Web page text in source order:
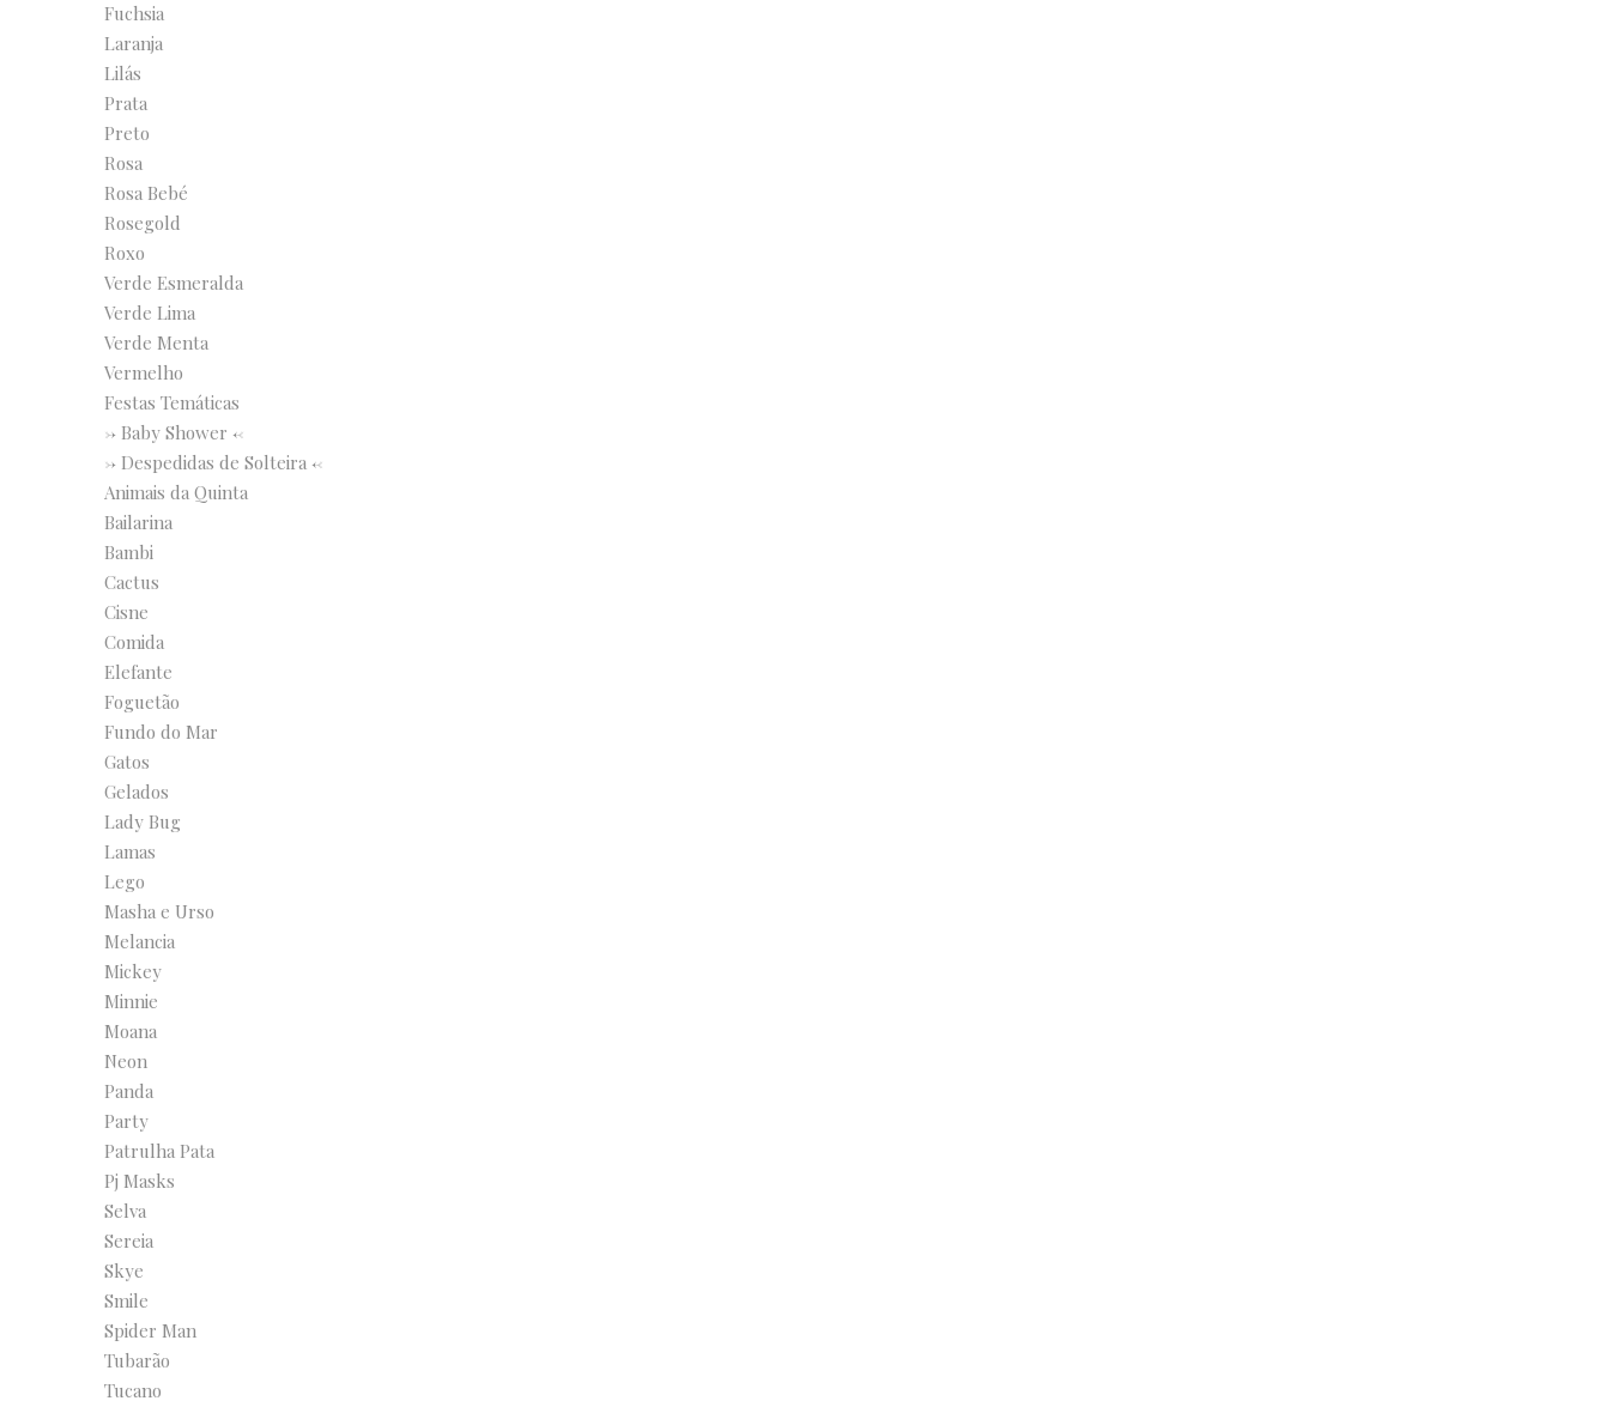
Fuchsia
Laranja
Lilás
Prata
Preto
Rosa
Rosa Bebé
Rosegold
Roxo
Verde Esmeralda
Verde Lima
Verde Menta
Vermelho
Festas Temáticas
-> Baby Shower <-
-> Despedidas de Solteira <-
Animais da Quinta
Bailarina
Bambi
Cactus
Cisne
Comida
Elefante
Foguetão
Fundo do Mar
Gatos
Gelados
Lady Bug
Lamas
Lego
Masha e Urso
Melancia
Mickey
Minnie
Moana
Neon
Panda
Party
Patrulha Pata
Pj Masks
Selva
Sereia
Skye
Smile
Spider Man
Tubarão
Tucano